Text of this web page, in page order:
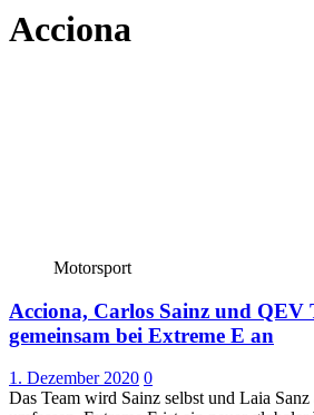
Acciona
Motorsport
Acciona, Carlos Sainz und QEV
gemeinsam bei Extreme E an
1. Dezember 2020 0
Das Team wird Sainz selbst und Laia Sanz